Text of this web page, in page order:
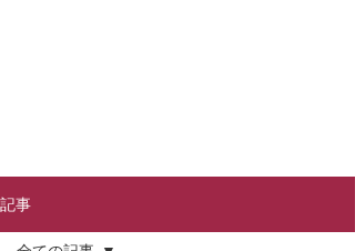
記事